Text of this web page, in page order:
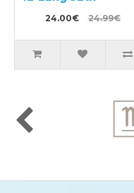
24.00€ 24.99€